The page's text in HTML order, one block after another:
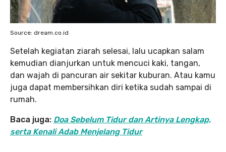
Source: dream.co.id
Setelah kegiatan ziarah selesai, lalu ucapkan salam
kemudian dianjurkan untuk mencuci kaki, tangan,
dan wajah di pancuran air sekitar kuburan. Atau kamu
juga dapat membersihkan diri ketika sudah sampai di
rumah.
Baca juga: Doa Sebelum Tidur dan Artinya Lengkap,
serta Kenali Adab Menjelang Tidur